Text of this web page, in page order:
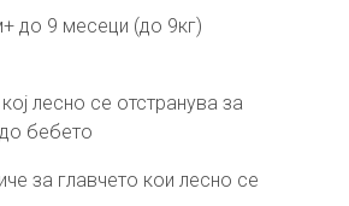
до 9 месеци (до 9кг)
лесно се отстранува за
бебето
за главчето кои лесно се